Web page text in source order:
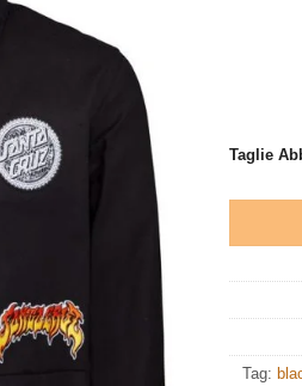
alla lista
dei
desideri
Taglie
Tag: